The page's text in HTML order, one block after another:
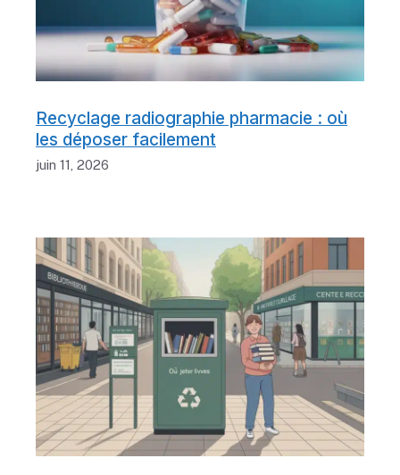
Recyclage radiographie pharmacie : où
les déposer facilement
juin 11, 2026